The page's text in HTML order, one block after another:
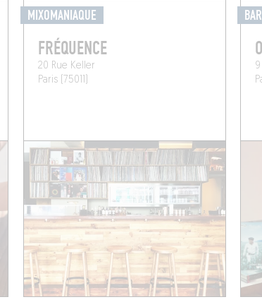
MIXOMANIAQUE
FRÉQUENCE
20 Rue Keller
Paris (75011)